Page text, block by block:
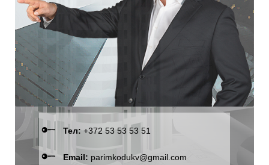
Тел: +372 53 53 53 51
Email: parimkodukv@gmail.com